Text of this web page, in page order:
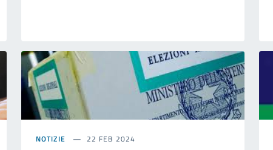
NOTIZIE 22 FEB 2024